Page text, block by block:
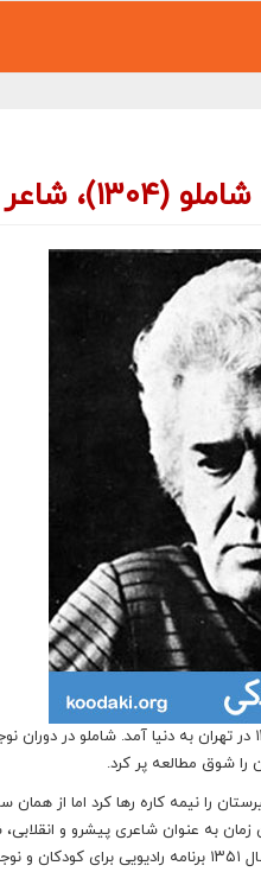
شاعر و نویسنده
احمد شاملو ۲۱ آذر ۱۳۰۴ در تهران به دنیا
شوق مطالعه پر کرد.
گذاری کند. شاملو در سال ۱۳۵۱ برنامه